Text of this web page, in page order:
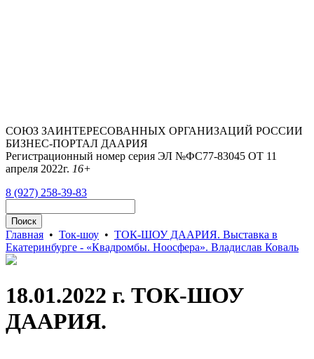
СОЮЗ ЗАИНТЕРЕСОВАННЫХ ОРГАНИЗАЦИЙ РОССИИ
БИЗНЕС-ПОРТАЛ ДААРИЯ
Регистрационный номер серия ЭЛ №ФС77-83045 ОТ 11
апреля 2022г. 16+
8 (927) 258-39-83
Главная • Ток-шоу • ТОК-ШОУ ДААРИЯ. Выставка в
Екатеринбурге - «Квадромбы. Ноосфера». Владислав Коваль
18.01.2022 г. ТОК-ШОУ
ДААРИЯ.